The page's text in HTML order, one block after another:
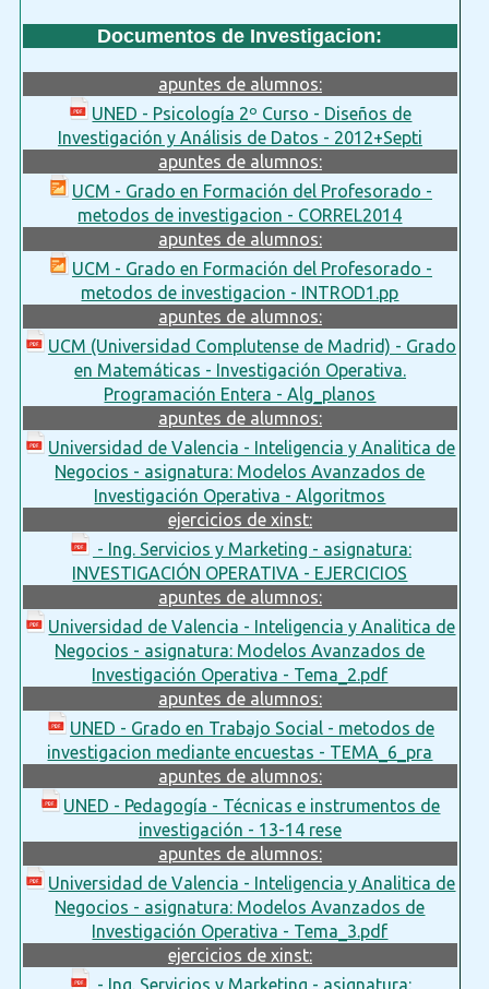
Documentos de Investigacion:
apuntes de alumnos:
UNED - Psicología 2º Curso - Diseños de
Investigación y Análisis de Datos - 2012+Septi
apuntes de alumnos:
UCM - Grado en Formación del Profesorado -
metodos de investigacion - CORREL2014
apuntes de alumnos:
UCM - Grado en Formación del Profesorado -
metodos de investigacion - INTROD1.pp
apuntes de alumnos:
UCM (Universidad Complutense de Madrid) - Grado
en Matemáticas - Investigación Operativa.
Programación Entera - Alg_planos
apuntes de alumnos:
Universidad de Valencia - Inteligencia y Analitica de
Negocios - asignatura: Modelos Avanzados de
Investigación Operativa - Algoritmos
ejercicios de xinst:
- Ing. Servicios y Marketing - asignatura:
INVESTIGACIÓN OPERATIVA - EJERCICIOS
apuntes de alumnos:
Universidad de Valencia - Inteligencia y Analitica de
Negocios - asignatura: Modelos Avanzados de
Investigación Operativa - Tema_2.pdf
apuntes de alumnos:
UNED - Grado en Trabajo Social - metodos de
investigacion mediante encuestas - TEMA_6_pra
apuntes de alumnos:
UNED - Pedagogía - Técnicas e instrumentos de
investigación - 13-14 rese
apuntes de alumnos:
Universidad de Valencia - Inteligencia y Analitica de
Negocios - asignatura: Modelos Avanzados de
Investigación Operativa - Tema_3.pdf
ejercicios de xinst:
- Ing. Servicios y Marketing - asignatura: